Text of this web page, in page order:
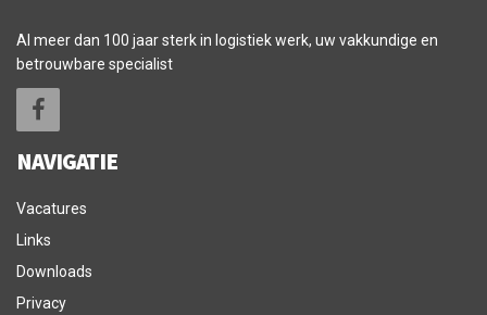
Al meer dan 100 jaar sterk in logistiek werk, uw vakkundige en
betrouwbare specialist
NAVIGATIE
Vacatures
Links
Downloads
Privacy